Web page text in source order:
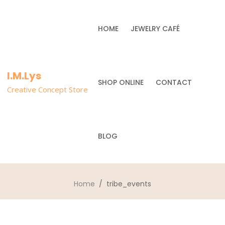
I.M.Lys
Creative Concept Store
HOME JEWELRY CAFÉ
SHOP ONLINE CONTACT
BLOG
Home / tribe_events